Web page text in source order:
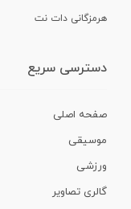
هرمزگانی دات نت
دسترسی سریع
صفحه اصلی
موسیقی
ورزشی
گالری تصاویر